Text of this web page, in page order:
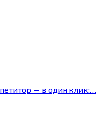
— в один клик:…